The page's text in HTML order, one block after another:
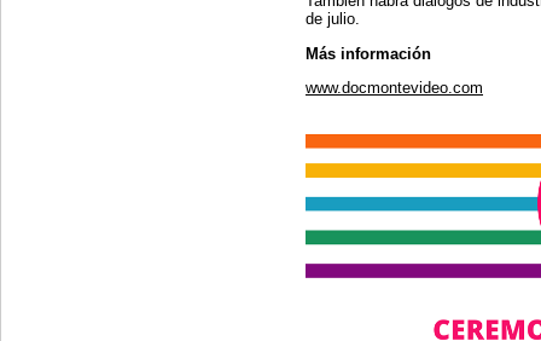
de julio.
Más información
www.docmontevideo.com